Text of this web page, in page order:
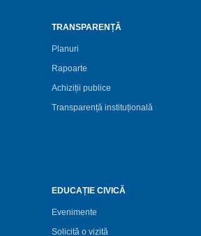
TRANSPARENȚĂ
Planuri
Rapoarte
Achiziții publice
Transparență instituțională
EDUCAȚIE CIVICĂ
Evenimente
Solicită o vizită